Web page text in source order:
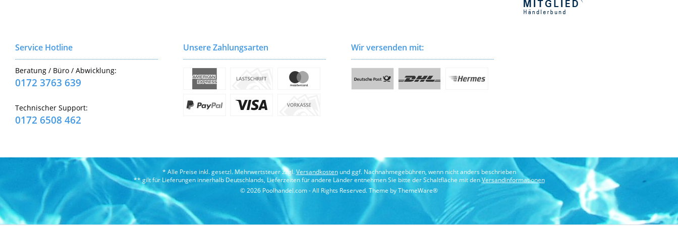
Service Hotline
Beratung / Büro / Abwicklung:
0172 3763 639
Technischer Support:
0172 6508 462
Unsere Zahlungsarten Wir versenden mit:
* Alle Preise inkl. gesetzl. Mehrwertsteuer zzgl.Versandkostenund ggf. Nachnahmegebühren, wenn nicht anders beschrieben
** gilt für Lieferungen innerhalb Deutschlands, Lieferzeiten für andere Länder entnehmen Sie bitte der Schaltfläche mit denVersandinformationen
© 2026 Poolhandel.com - All Rights Reserved. Theme byThemeWare®